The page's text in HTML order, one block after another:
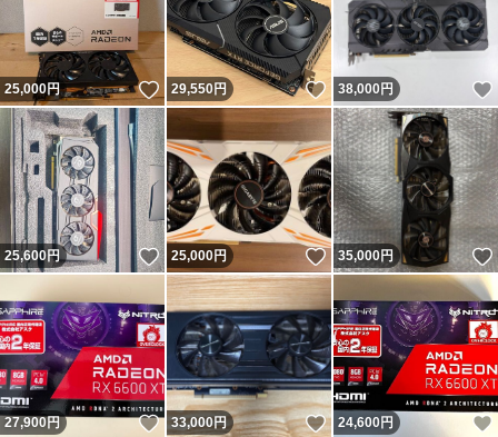
25,000円 いいね！
29,550円 いいね！
38,000円
25,600円 いいね！
25,000円 いいね！
35,000円
27,900円 いいね！
33,000円 いいね！
24,600円